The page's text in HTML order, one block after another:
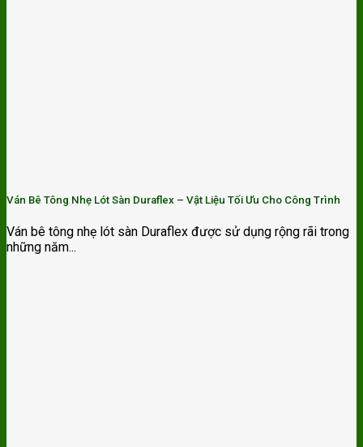
Ván Bê Tông Nhẹ Lót Sàn Duraflex – Vật Liệu Tối Ưu Cho Công Trình
Ván bê tông nhẹ lót sàn Duraflex được sử dụng rộng rãi trong
những năm...